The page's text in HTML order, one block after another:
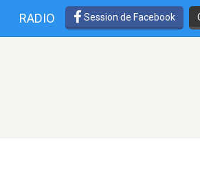
RADIO Session de Facebook